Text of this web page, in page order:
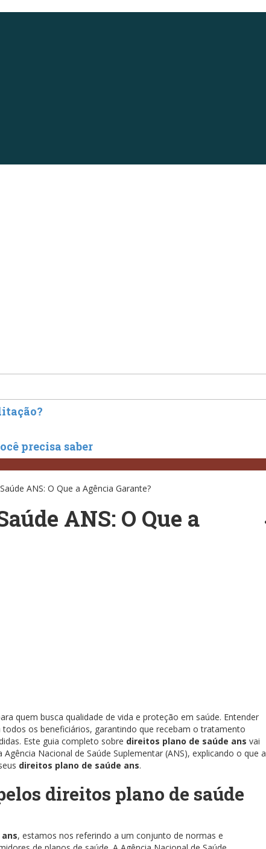
precisa saber
ANS: O Que a Agência Garante?
ANS: O Que a
quem busca qualidade de vida e proteção em saúde. Entender
todos os beneficiários, garantindo que recebam o tratamento
Este guia completo sobre direitos plano de saúde ans vai
Nacional de Saúde Suplementar (ANS), explicando o que a
direitos plano de saúde ans.
direitos plano de saúde
, estamos nos referindo a um conjunto de normas e